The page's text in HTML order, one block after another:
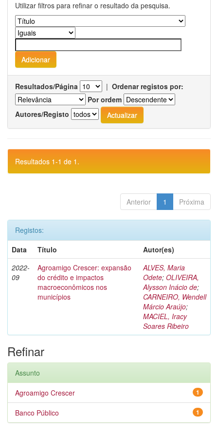
Utilizar filtros para refinar o resultado da pesquisa.
Resultados/Página | Ordenar registos por:
Por ordem
Autores/Registo
Resultados 1-1 de 1.
Anterior 1 Próxima
Registos:
Data
Título
Autor(es)
2022-
09
Agroamigo Crescer: expansão
do crédito e impactos
macroeconômicos nos
municípios
ALVES, Maria
Odete; OLIVEIRA,
Alysson Inácio de;
CARNEIRO, Wendell
Márcio Araújo;
MACIEL, Iracy
Soares Ribeiro
Refinar
Assunto
1
Agroamigo Crescer
1
Banco Público